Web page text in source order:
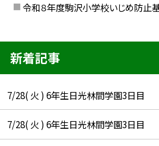
令和８年度駒沢小学校いじめ防止
新着記事
7/28( 火 ) 6年生日光林間学園3日目
7/28( 火 ) 6年生日光林間学園3日目